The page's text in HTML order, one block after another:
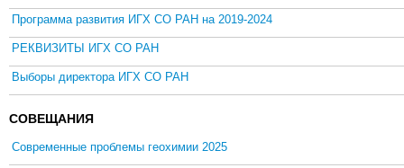
Программа развития ИГХ СО РАН на 2019-2024
РЕКВИЗИТЫ ИГХ СО РАН
Выборы директора ИГХ СО РАН
СОВЕЩАНИЯ
Современные проблемы геохимии 2025